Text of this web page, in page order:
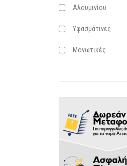
Αλουμινίου
Υφασμάτινες
Μονωτικές